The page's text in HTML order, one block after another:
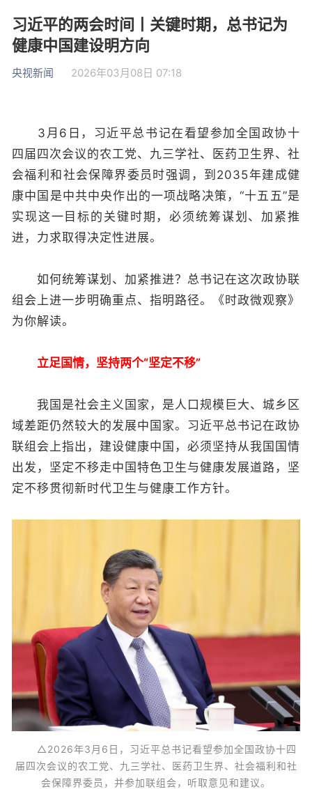
习近平的两会时间丨关键时期，总书记为
健康中国建设明方向
央视新闻 2026年03月08日 07:18
3月6日，习近平总书记在看望参加全国政协十
四届四次会议的农工党、九三学社、医药卫生界、社
会福利和社会保障界委员时强调，到2035年建成健
康中国是中共中央作出的一项战略决策，“十五五”是
实现这一目标的关键时期，必须统筹谋划、加紧推
进，力求取得决定性进展。
如何统筹谋划、加紧推进？总书记在这次政协联
组会上进一步明确重点、指明路径。《时政微观察》
为你解读。
立足国情，坚持两个“坚定不移”
我国是社会主义国家，是人口规模巨大、城乡区
域差距仍然较大的发展中国家。习近平总书记在政协
联组会上指出，建设健康中国，必须坚持从我国国情
出发，坚定不移走中国特色卫生与健康发展道路，坚
定不移贯彻新时代卫生与健康工作方针。
△2026年3月6日，习近平总书记看望参加全国政协十四
届四次会议的农工党、九三学社、医药卫生界、社会福利和社
会保障界委员，并参加联组会，听取意见和建议。